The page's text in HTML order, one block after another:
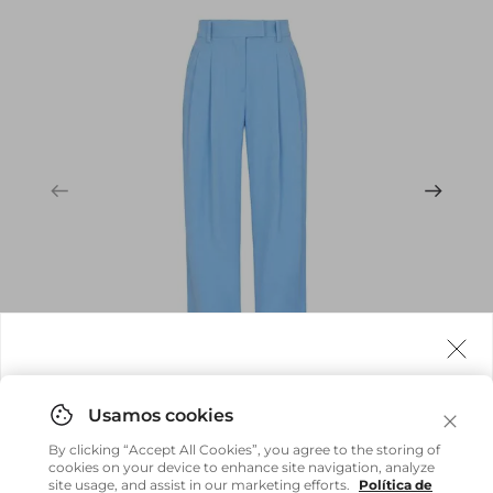
em sua casa, não importa onde você estiver.
By clicking “Accept All Cookies”, you agree to the storing of
cookies on your device to enhance site navigation, analyze
site usage, and assist in our marketing efforts.
Política de